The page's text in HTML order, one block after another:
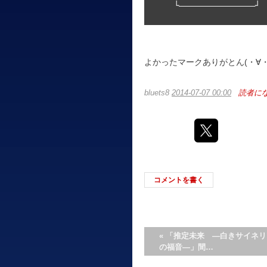
└――――――――――――――――┘
よかったマークありがとん(・∀
bluets8 2014-07-07 00:00 読者に
コメントを書く
«
「推定未来 ―白きサイネリ
の福音―」間…